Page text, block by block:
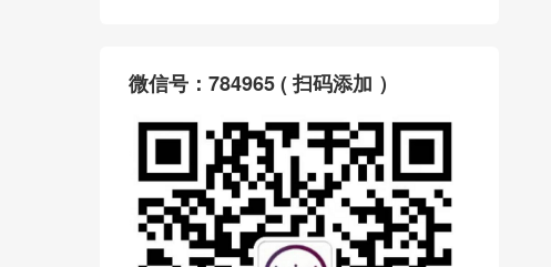
微信号：784965 ( 扫码添加 ）